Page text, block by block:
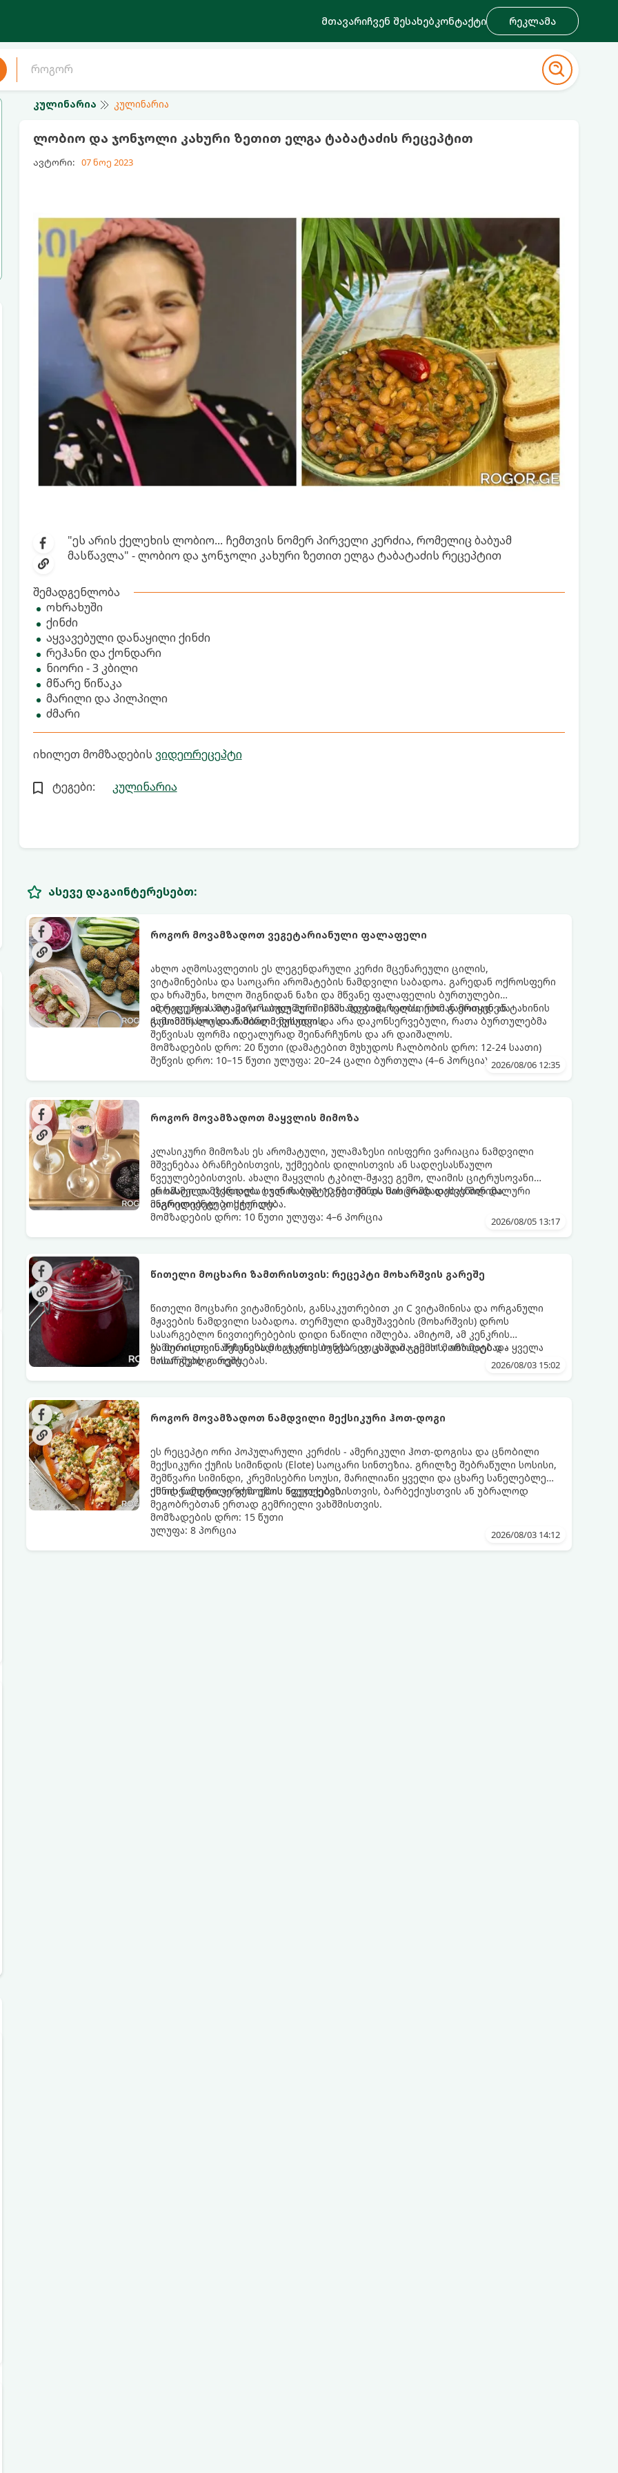
მთავარიჩვენ შესახებკონტაქტი რეკლამა
კულინარია კულინარია
ლობიო და ჯონჯოლი კახური ზეთით ელგა ტაბატაძის რეცეპტით
ავტორი: 07 ნოე 2023
"ეს არის ქელეხის ლობიო... ჩემთვის ნომერ პირველი კერძია, რომელიც ბაბუამ
მასწავლა" - ლობიო და ჯონჯოლი კახური ზეთით ელგა ტაბატაძის რეცეპტით
შემადგენლობა
ოხრახუში
ქინძი
აყვავებული დანაყილი ქინძი
რეჰანი და ქონდარი
ნიორი - 3 კბილი
მწარე წიწაკა
მარილი და პილპილი
ძმარი
იხილეთ მომზადების ვიდეორეცეპტი
ტეგები: კულინარია
ასევე დაგაინტერესებთ:
როგორ მოვამზადოთ ვეგეტარიანული ფალაფელი
ახლო აღმოსავლეთის ეს ლეგენდარული კერძი მცენარეული ცილის,
ვიტამინებისა და საოცარი არომატების ნამდვილი საბადოა. გარედან ოქროსფერი
და ხრაშუნა, ხოლო შიგნიდან ნაზი და მწვანე ფალაფელის ბურთულები
იდეალურია პიტაში (არაბულ პურში) ჩასადებად, სალათებთან ერთად ან ტახინის
(სესამის) სოუსთან მირთმევისთვის.
ამ რეცეპტის მთავარი საიდუმლო იმაში მდგომარეობს, რომ გამოიყენება
გამომშრალი და ჩამბალი მუხუდო და არა დაკონსერვებული, რათა ბურთულებმა
შეწვისას ფორმა იდეალურად შეინარჩუნოს და არ დაიშალოს.
მომზადების დრო: 20 წუთი (დამატებით მუხუდოს ჩალბობის დრო: 12-24 საათი)
შეწვის დრო: 10–15 წუთი ულუფა: 20–24 ცალი ბურთულა (4–6 პორცია) 2026/08/06 12:35
როგორ მოვამზადოთ მაყვლის მიმოზა
კლასიკური მიმოზას ეს არომატული, ულამაზესი იისფერი ვარიაცია ნამდვილი
მშვენებაა ბრანჩებისთვის, უქმეების დილისთვის ან სადღესასწაულო
წვეულებებისთვის. ახალი მაყვლის ტკბილ-მჟავე გემო, ლაიმის ციტრუსოვანი
არომატი და ცქრიალა ღვინის ბუშტუკები ქმნის საოცრად დახვეწილ და
მაგრილებელ კოქტეილს.
ეს სასმელი მზადდება სულ რაღაც 10 წუთში და მის მომზადებას მინიმალური
ინგრედიენტები სჭირდება.
მომზადების დრო: 10 წუთი ულუფა: 4–6 პორცია
2026/08/05 13:17
წითელი მოცხარი ზამთრისთვის: რეცეპტი მოხარშვის გარეშე
წითელი მოცხარი ვიტამინების, განსაკუთრებით კი C ვიტამინისა და ორგანული
მჟავების ნამდვილი საბადოა. თერმული დამუშავების (მოხარშვის) დროს
სასარგებლო ნივთიერებების დიდი ნაწილი იშლება. ამიტომ, ამ კენკრის
ზამთრისთვის შესანახად საუკეთესო გზა „ცოცხალი ჯემის“ მომზადებაა -
მოხარშვის გარეშე.
ეს მეთოდი ინარჩუნებს მოცხარის ბუნებრივ, კაშკაშა გემოს, არომატს და ყველა
სასარგებლო თვისებას.
2026/08/03 15:02
როგორ მოვამზადოთ ნამდვილი მექსიკური ჰოთ-დოგი
ეს რეცეპტი ორი პოპულარული კერძის - ამერიკული ჰოთ-დოგისა და ცნობილი
მექსიკური ქუჩის სიმინდის (Elote) საოცარი სინთეზია. გრილზე შებრაწული სოსისი,
შემწვარი სიმინდი, კრემისებრი სოუსი, მარილიანი ყველი და ცხარე სანელებლები
ქმნის ნამდვილი გემოების აფეთქებას.
ეს იდეალური კერძია ეზოს წვეულებებისთვის, ბარბექიუსთვის ან უბრალოდ
მეგობრებთან ერთად გემრიელი ვახშმისთვის.
მომზადების დრო: 15 წუთი
ულუფა: 8 პორცია
2026/08/03 14:12